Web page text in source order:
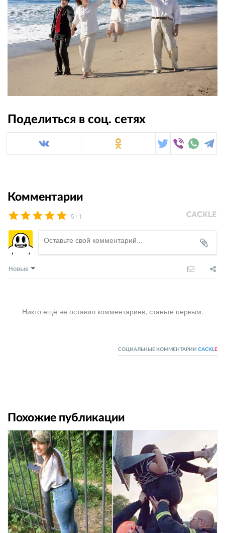
Поделиться в соц. сетях
Комментарии
5 / 1
Новые
Никто ещё не оставил комментариев, станьте первым.
СОЦИАЛЬНЫЕ КОММЕНТАРИИ CACKL E
Похожие публикации